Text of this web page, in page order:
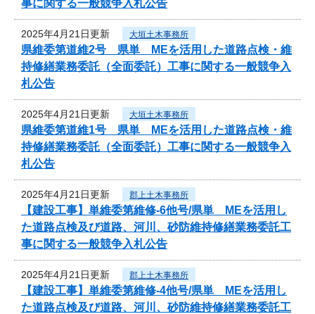
事に関する一般競争入札公告
2025年4月21日更新 大垣土木事務所
県維委第道維2号 県単 MEを活用した道路点検・維
持修繕業務委託（全面委託）工事に関する一般競争入
札公告
2025年4月21日更新 大垣土木事務所
県維委第道維1号 県単 MEを活用した道路点検・維
持修繕業務委託（全面委託）工事に関する一般競争入
札公告
2025年4月21日更新 郡上土木事務所
【建設工事】単維委第維修‐6他号/県単 MEを活用し
た道路点検及び道路、河川、砂防維持修繕業務委託工
事に関する一般競争入札公告
2025年4月21日更新 郡上土木事務所
【建設工事】単維委第維修‐4他号/県単 MEを活用し
た道路点検及び道路、河川、砂防維持修繕業務委託工